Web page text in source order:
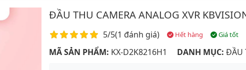
ĐẦU THU CAMERA ANALOG XVR
Điểm đánh giá
5/5(1 đánh giá) Hết hàng Giá tốt
MÃ SẢN PHẨM: KX-D2K8216H1 DANH MỤC: ĐẦU